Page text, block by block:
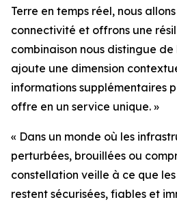
Terre en temps réel, nous
connectivité et offrons une
combinaison nous distingue
ajoute une dimension
informations supplémentaires
offre en un service unique. »
« Dans un monde où les
perturbées, brouillées ou
constellation veille à ce que
restent sécurisées, fiables et